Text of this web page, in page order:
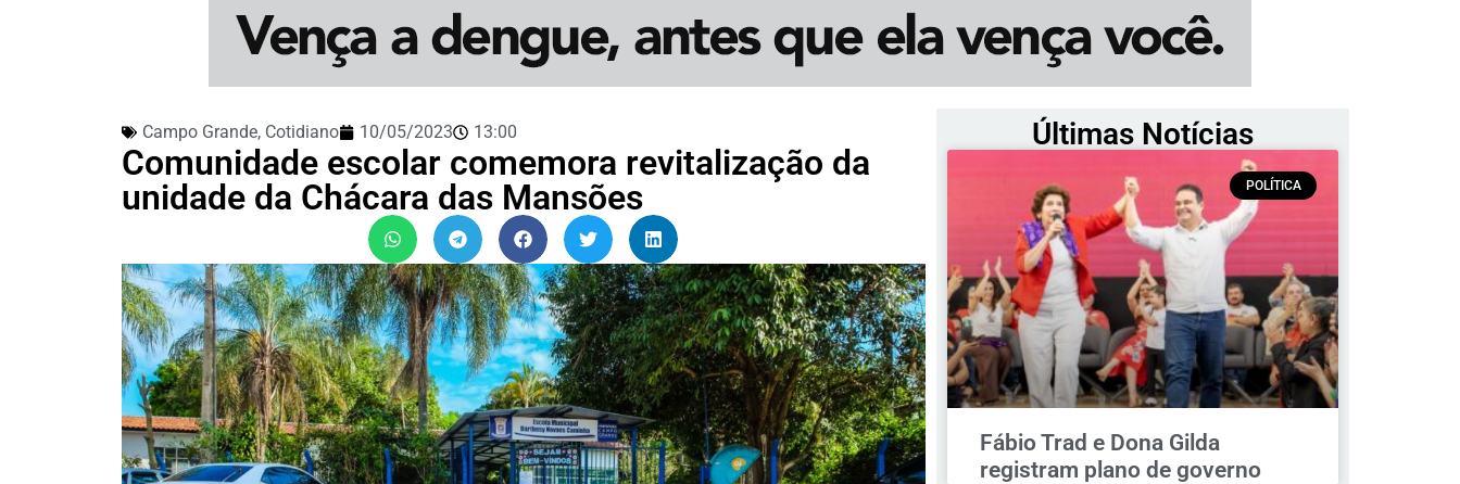
Campo Grande, Cotidiano 10/05/2023 13:00
Comunidade escolar comemora revitalização da
unidade da Chácara das Mansões
Últimas Notícias
POLÍTICA
Fábio Trad e Dona Gilda
registram plano de governo